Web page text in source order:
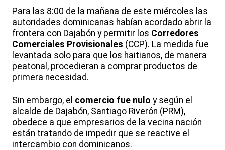
Para las 8:00 de la mañana de este miércoles las
autoridades dominicanas habían acordado abrir la
frontera con Dajabón y permitir los Corredores
Comerciales Provisionales (CCP). La medida fue
levantada solo para que los haitianos, de manera
peatonal, procedieran a comprar productos de
primera necesidad.
Sin embargo, el comercio fue nulo y según el
alcalde de Dajabón, Santiago Riverón (PRM),
obedece a que empresarios de la vecina nación
están tratando de impedir que se reactive el
intercambio con dominicanos.